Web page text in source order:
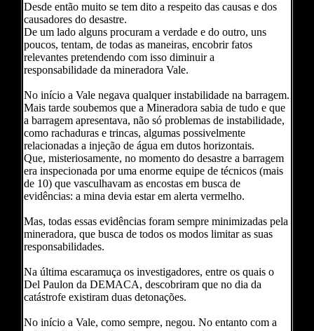
Desde então muito se tem dito a respeito das causas e dos
causadores do desastre.
De um lado alguns procuram a verdade e do outro, uns
poucos, tentam, de todas as maneiras, encobrir fatos
relevantes pretendendo com isso diminuir a
responsabilidade da mineradora Vale.
No início a Vale negava qualquer instabilidade na barragem.
Mais tarde soubemos que a Mineradora sabia de tudo e que
a barragem apresentava, não só problemas de instabilidade,
como rachaduras e trincas, algumas possivelmente
relacionadas a injeção de água em dutos horizontais.
Que, misteriosamente, no momento do desastre a barragem
era inspecionada por uma enorme equipe de técnicos (mais
de 10) que vasculhavam as encostas em busca de
evidências: a mina devia estar em alerta vermelho.
Mas, todas essas evidências foram sempre minimizadas pela
mineradora, que busca de todos os modos limitar as suas
responsabilidades.
Na última escaramuça os investigadores, entre os quais o
Del Paulon da DEMACA, descobriram que no dia da
catástrofe existiram duas detonações.
No início a Vale, como sempre, negou. No entanto com a